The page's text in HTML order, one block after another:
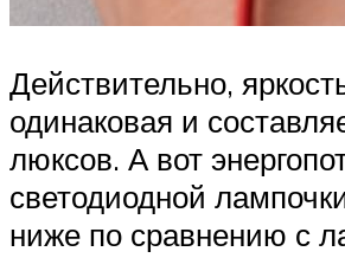
Действительно,
одинаковая и
люксов. А вот
светодиодной
ниже по сравнению с